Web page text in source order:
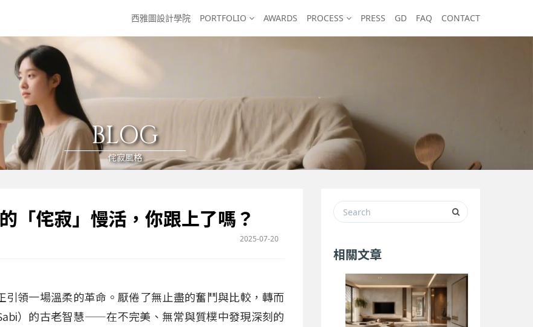
西雅圖設計學院 PORTFOLIO AWARDS PROCESS PRESS GD FAQ CONTACT
BLOG
侘寂風格
「侘寂」慢活，你跟上了嗎？
2025-07-20
領一場溫柔的革命。厭倦了無止盡的奮鬥與比較，轉而
）的古老智慧——在不完美、無常與質樸中發現深刻的
相關文章